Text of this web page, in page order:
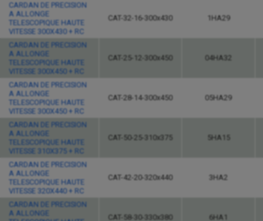
CARDAN DE PRECISION
A ALLONGE
TELESCOPIQUE HAUTE
VITESSE 300X430 + RC
CAT-32-16-300x430 1HA29
CARDAN DE PRECISION
A ALLONGE
TELESCOPIQUE HAUTE
VITESSE 300X450 + RC
CAT-25-12-300x450 04HA32
CARDAN DE PRECISION
A ALLONGE
TELESCOPIQUE HAUTE
VITESSE 300X450 + RC
CAT-28-14-300x450 05HA29
CARDAN DE PRECISION
A ALLONGE
TELESCOPIQUE HAUTE
VITESSE 310X375 + RC
CAT-50-25-310x375 5HA15
CARDAN DE PRECISION
A ALLONGE
TELESCOPIQUE HAUTE
VITESSE 320X440 + RC
CAT-42-20-320x440 3HA2
CARDAN DE PRECISION
A ALLONGE
CAT-58-30-330x380 6HA1